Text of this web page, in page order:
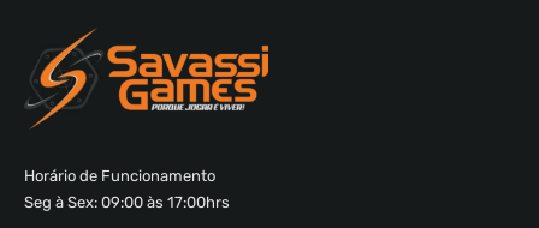
Horário de Funcionamento
Seg à Sex: 09:00 às 17:00hrs